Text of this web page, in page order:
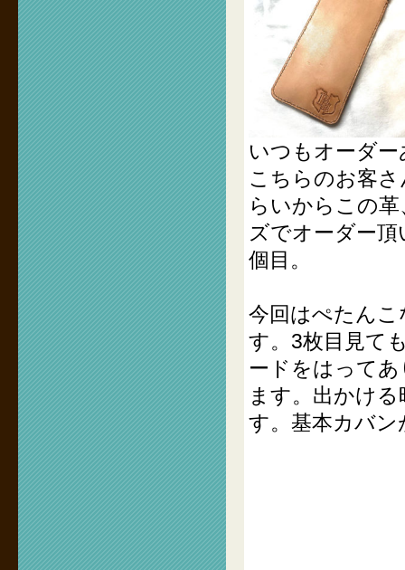
いつもオーダ
こちらのお客
らいからこの
ズでオーダー
個目。
今回はぺたん
す。3枚目見て
ードをはって
ます。出かけ
す。基本カバ